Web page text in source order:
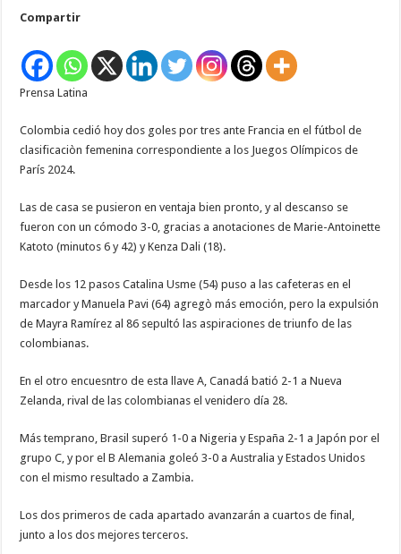
Francia
en
fútbol
2024
Compartir
Prensa Latina
Colombia cedió hoy dos goles por tres ante Francia en el fútbol de
clasificaciòn femenina correspondiente a los Juegos Olímpicos de
París 2024.
Las de casa se pusieron en ventaja bien pronto, y al descanso se
fueron con un cómodo 3-0, gracias a anotaciones de Marie-Antoinette
Katoto (minutos 6 y 42) y Kenza Dali (18).
Desde los 12 pasos Catalina Usme (54) puso a las cafeteras en el
marcador y Manuela Pavi (64) agregò más emoción, pero la expulsión
de Mayra Ramírez al 86 sepultó las aspiraciones de triunfo de las
colombianas.
En el otro encuesntro de esta llave A, Canadá batió 2-1 a Nueva
Zelanda, rival de las colombianas el venidero día 28.
Más temprano, Brasil superó 1-0 a Nigeria y España 2-1 a Japón por el
grupo C, y por el B Alemania goleó 3-0 a Australia y Estados Unidos
con el mismo resultado a Zambia.
Los dos primeros de cada apartado avanzarán a cuartos de final,
junto a los dos mejores terceros.